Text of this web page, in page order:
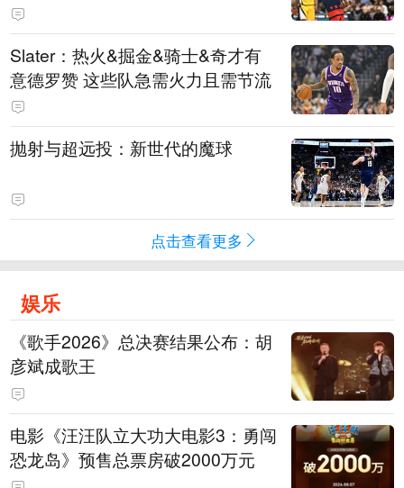
Slater：热火&掘金&骑士&奇才有
意德罗赞 这些队急需火力且需节流
抛射与超远投：新世代的魔球
点击查看更多
娱乐
《歌手2026》总决赛结果公布：胡
彦斌成歌王
电影《汪汪队立大功大电影3：勇闯
恐龙岛》预售总票房破2000万元